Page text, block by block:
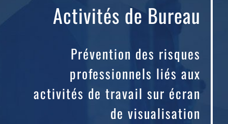
Activités de Bureau
Prévention des risques
professionnels liés aux
activités de travail sur écran
de visualisation